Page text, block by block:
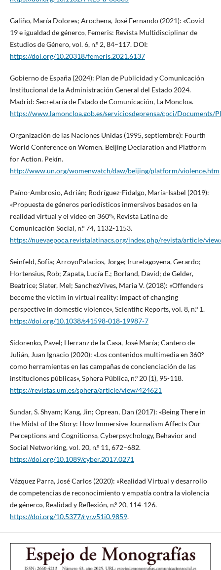
Galiño, María Dolores; Arochena, José Fernando (2021): «Covid-
19 e igualdad de género», Femeris: Revista Multidisciplinar de
Estudios de Género, vol. 6, n.º 2, 84–117. DOI:
https://doi.org/10.20318/femeris.2021.6137
Gobierno de España (2024): Plan de Publicidad y Comunicación
Institucional de la Administración General del Estado 2024.
Madrid: Secretaría de Estado de Comunicación, La Moncloa.
https://www.lamoncloa.gob.es/serviciosdeprensa/cpci/Documents/
Organización de las Naciones Unidas (1995, septiembre): Fourth
World Conference on Women. Beijing Declaration and Platform
for Action. Pekín.
http://www.un.org/womenwatch/daw/beijing/platform/violence.htm
Paíno-Ambrosio, Adrián; Rodríguez-Fidalgo, María-Isabel (2019):
«Propuesta de géneros periodísticos inmersivos basados en la
realidad virtual y el vídeo en 360º», Revista Latina de
Comunicación Social, n.º 74, 1132-1153.
https://nuevaepoca.revistalatinacs.org/index.php/revista/article/
Seinfeld, Sofía; ArroyoPalacios, Jorge; Iruretagoyena, Gerardo;
Hortensius, Rob; Zapata, Lucía E.; Borland, David; de Gelder,
Beatrice; Slater, Mel; SanchezVives, Maria V. (2018): «Offenders
become the victim in virtual reality: impact of changing
perspective in domestic violence», Scientific Reports, vol. 8, n.º 1.
https://doi.org/10.1038/s41598-018-19987-7
Sidorenko, Pavel; Herranz de la Casa, José María; Cantero de
Julián, Juan Ignacio (2020): «Los contenidos multimedia en 360º
como herramientas en las campañas de concienciación de las
instituciones públicas», Sphera Pública, n.º 20 (1), 95-118.
https://revistas.um.es/sphera/article/view/424621
Sundar, S. Shyam; Kang, Jin; Oprean, Dan (2017): «Being There in
the Midst of the Story: How Immersive Journalism Affects Our
Perceptions and Cognitions», Cyberpsychology, Behavior and
Social Networking, vol. 20, n.º 11, 672–682.
https://doi.org/10.1089/cyber.2017.0271
Vázquez Parra, José Carlos (2020): «Realidad Virtual y desarrollo
de competencias de reconocimiento y empatía contra la violencia
de género», Realidad y Reflexión, n.º 20, 114-126.
https://doi.org/10.5377/ryr.v51i0.9859.